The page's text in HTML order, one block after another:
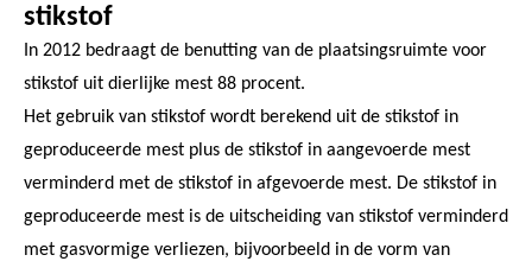
stikstof
In 2012 bedraagt de benutting van de plaatsingsruimte voor
stikstof uit dierlijke mest 88 procent.
Het gebruik van stikstof wordt berekend uit de stikstof in
geproduceerde mest plus de stikstof in aangevoerde mest
verminderd met de stikstof in afgevoerde mest. De stikstof in
geproduceerde mest is de uitscheiding van stikstof verminderd
met gasvormige verliezen, bijvoorbeeld in de vorm van